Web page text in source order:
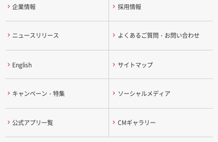
企業情報 採用情報
ニュースリリース よくあるご質問・お問い合わせ
English サイトマップ
キャンペーン・特集 ソーシャルメディア
公式アプリ一覧 CMギャラリー